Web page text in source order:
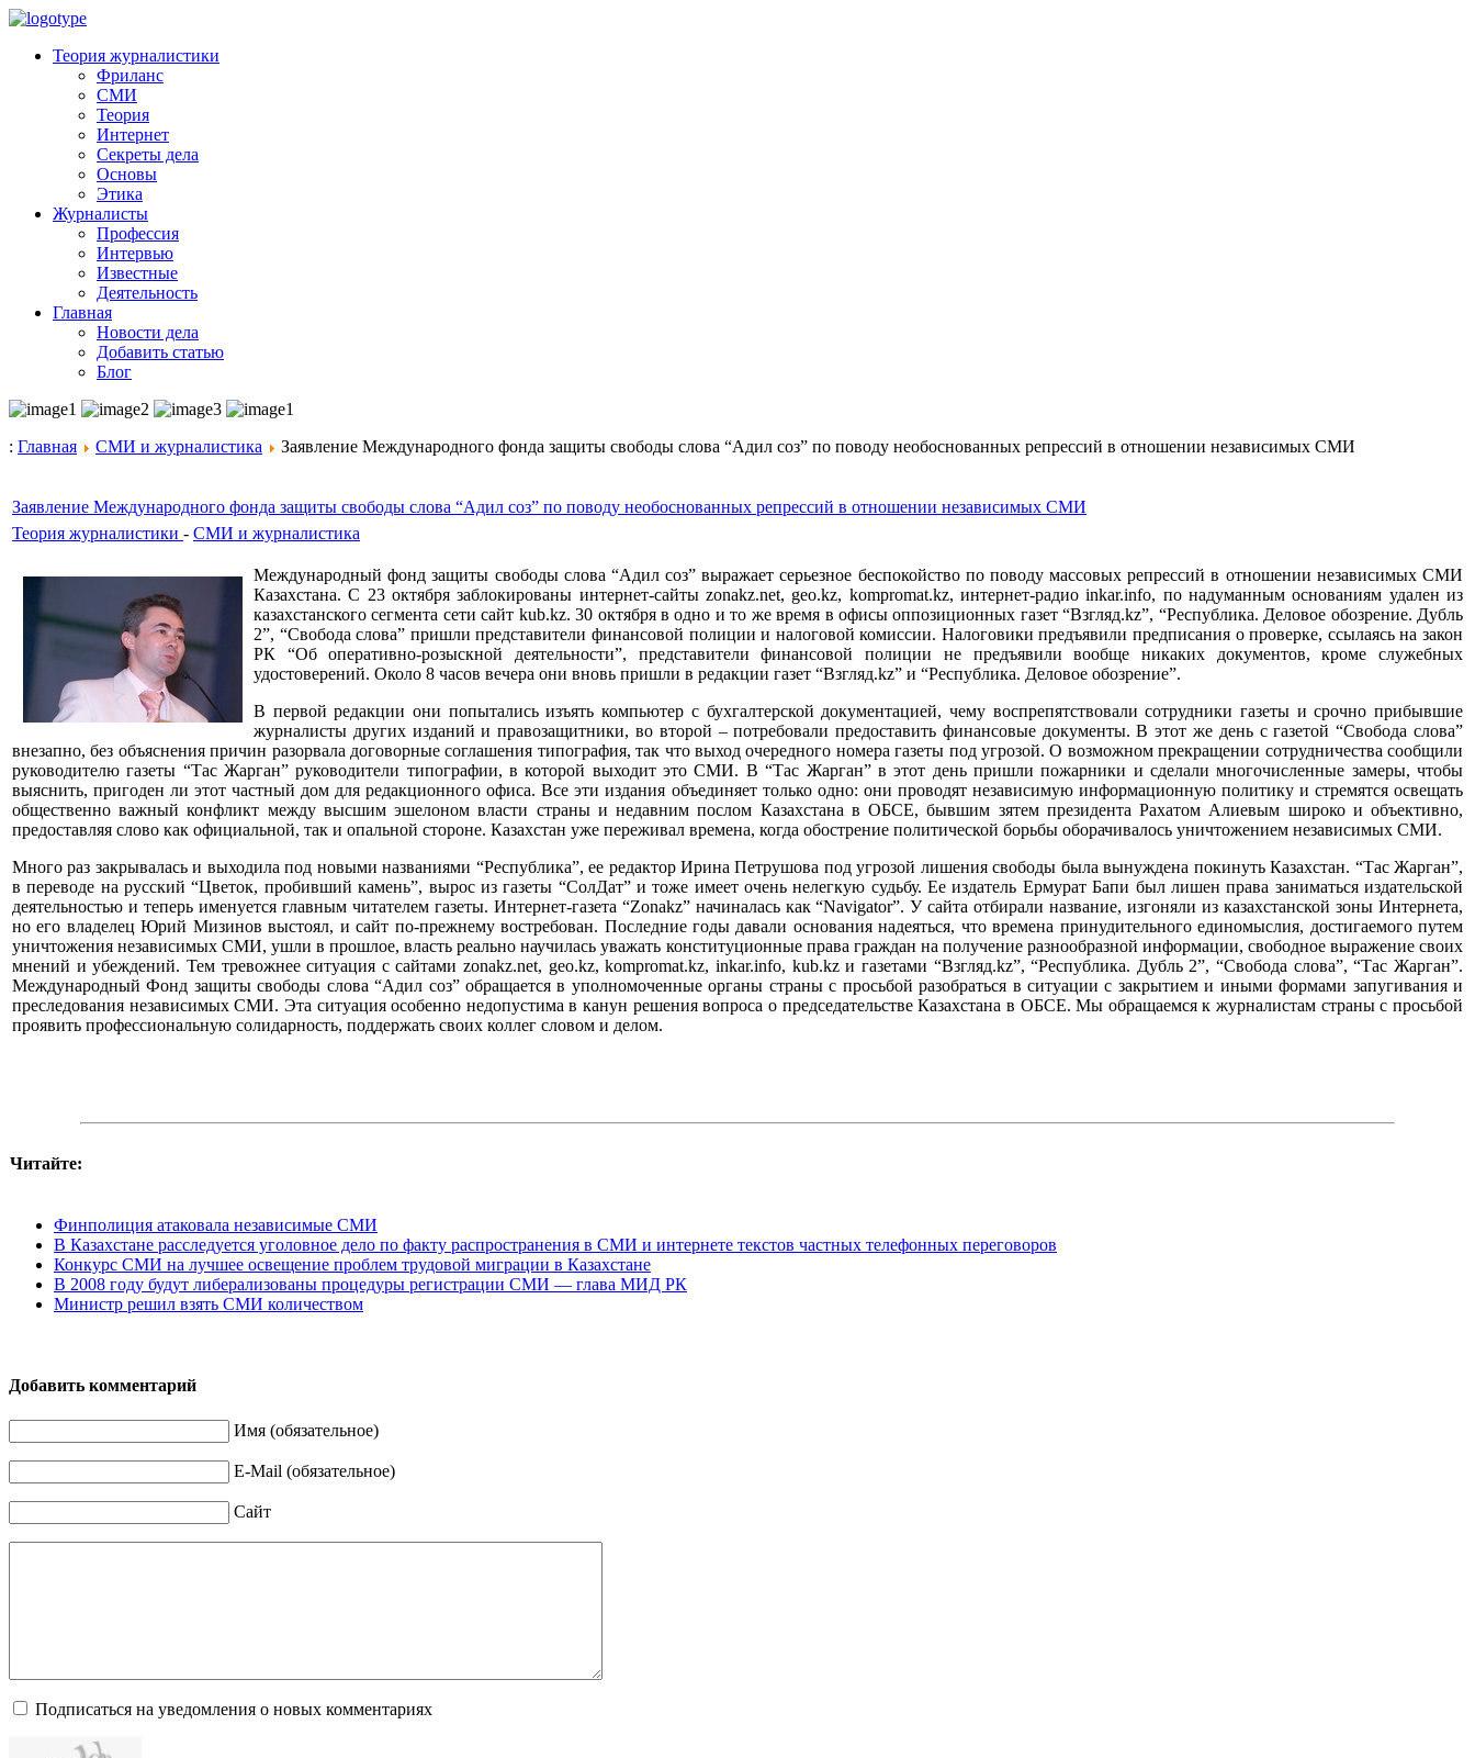
Теория журналистики
Фриланс
СМИ
Теория
Интернет
Секреты дела
Основы
Этика
Журналисты
Профессия
Интервью
Известные
Деятельность
Главная
Новости дела
Добавить статью
Блог
: Главная СМИ и журналистика Заявление Международного фонда защиты свободы слова “Адил соз” по поводу необоснованных репрессий в отношении независимых СМИ
Заявление Международного фонда защиты свободы слова “Адил соз” по поводу необоснованных репрессий в отношении независимых СМИ
Теория журналистики - СМИ и журналистика
Международный фонд защиты свободы слова “Адил соз” выражает серьезное беспокойство по поводу массовых репрессий в отношении независимых СМИ
Казахстана. С 23 октября заблокированы интернет-сайты zonakz.net, geo.kz, kompromat.kz, интернет-радио inkar.info, по надуманным основаниям удален из
казахстанского сегмента сети сайт kub.kz. 30 октября в одно и то же время в офисы оппозиционных газет “Взгляд.kz”, “Республика. Деловое обозрение. Дубль
2”, “Свобода слова” пришли представители финансовой полиции и налоговой комиссии. Налоговики предъявили предписания о проверке, ссылаясь на закон
РК “Об оперативно-розыскной деятельности”, представители финансовой полиции не предъявили вообще никаких документов, кроме служебных
удостоверений. Около 8 часов вечера они вновь пришли в редакции газет “Взгляд.kz” и “Республика. Деловое обозрение”.
В первой редакции они попытались изъять компьютер с бухгалтерской документацией, чему воспрепятствовали сотрудники газеты и срочно прибывшие
журналисты других изданий и правозащитники, во второй – потребовали предоставить финансовые документы. В этот же день с газетой “Свобода слова”
внезапно, без объяснения причин разорвала договорные соглашения типография, так что выход очередного номера газеты под угрозой. О возможном прекращении сотрудничества сообщили
руководителю газеты “Тас Жарган” руководители типографии, в которой выходит это СМИ. В “Тас Жарган” в этот день пришли пожарники и сделали многочисленные замеры, чтобы
выяснить, пригоден ли этот частный дом для редакционного офиса. Все эти издания объединяет только одно: они проводят независимую информационную политику и стремятся освещать
общественно важный конфликт между высшим эшелоном власти страны и недавним послом Казахстана в ОБСЕ, бывшим зятем президента Рахатом Алиевым широко и объективно,
предоставляя слово как официальной, так и опальной стороне. Казахстан уже переживал времена, когда обострение политической борьбы оборачивалось уничтожением независимых СМИ.
Много раз закрывалась и выходила под новыми названиями “Республика”, ее редактор Ирина Петрушова под угрозой лишения свободы была вынуждена покинуть Казахстан. “Тас Жарган”,
в переводе на русский “Цветок, пробивший камень”, вырос из газеты “СолДат” и тоже имеет очень нелегкую судьбу. Ее издатель Ермурат Бапи был лишен права заниматься издательской
деятельностью и теперь именуется главным читателем газеты. Интернет-газета “Zonakz” начиналась как “Navigator”. У сайта отбирали название, изгоняли из казахстанской зоны Интернета,
но его владелец Юрий Мизинов выстоял, и сайт по-прежнему востребован. Последние годы давали основания надеяться, что времена принудительного единомыслия, достигаемого путем
уничтожения независимых СМИ, ушли в прошлое, власть реально научилась уважать конституционные права граждан на получение разнообразной информации, свободное выражение своих
мнений и убеждений. Тем тревожнее ситуация с сайтами zonakz.net, geo.kz, kompromat.kz, inkar.info, kub.kz и газетами “Взгляд.kz”, “Республика. Дубль 2”, “Свобода слова”, “Тас Жарган”.
Международный Фонд защиты свободы слова “Адил соз” обращается в уполномоченные органы страны с просьбой разобраться в ситуации с закрытием и иными формами запугивания и
преследования независимых СМИ. Эта ситуация особенно недопустима в канун решения вопроса о председательстве Казахстана в ОБСЕ. Мы обращаемся к журналистам страны с просьбой
проявить профессиональную солидарность, поддержать своих коллег словом и делом.
Читайте:
Финполиция атаковала независимые СМИ
В Казахстане расследуется уголовное дело по факту распространения в СМИ и интернете текстов частных телефонных переговоров
Конкурс СМИ на лучшее освещение проблем трудовой миграции в Казахстане
В 2008 году будут либерализованы процедуры регистрации СМИ — глава МИД РК
Министр решил взять СМИ количеством
Добавить комментарий
Имя (обязательное)
E-Mail (обязательное)
Сайт
Подписаться на уведомления о новых комментариях